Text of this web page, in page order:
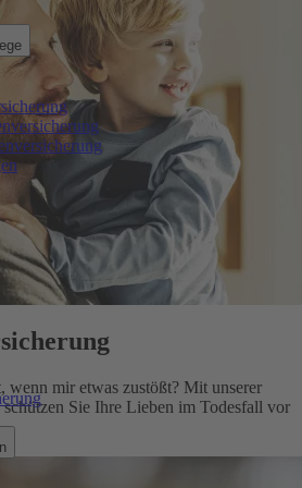
wenn mir etwas zustößt? Mit unserer
Sie Ihre Lieben im Todesfall vor